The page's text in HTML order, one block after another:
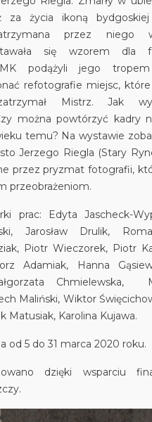
za życia ikoną
przez niego
się wzorem dla
podążyli jego
refotografie miejsc,
Mistrz. Jak
można powtórzyć kadry
temu? Na wystawie
Jerzego Riegla (Stary
przez pryzmat fotografii,
przeobrażeniom.
prac: Edyta Jascheck-
Jarosław Drulik,
Piotr Wieczorek, Piotr
Adamiak, Hanna
Chmielewska,
Maliński, Wiktor
Matusiak, Karolina Kujawa.
od 5 do 31 marca 2020 roku.
dzięki wsparciu